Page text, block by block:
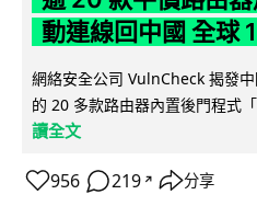
動連線回中國 全球
網絡安全公司 VulnCheck 揭發
的 20 多款路由器內置後門程式
讀全文
956 219 ↗ 分享